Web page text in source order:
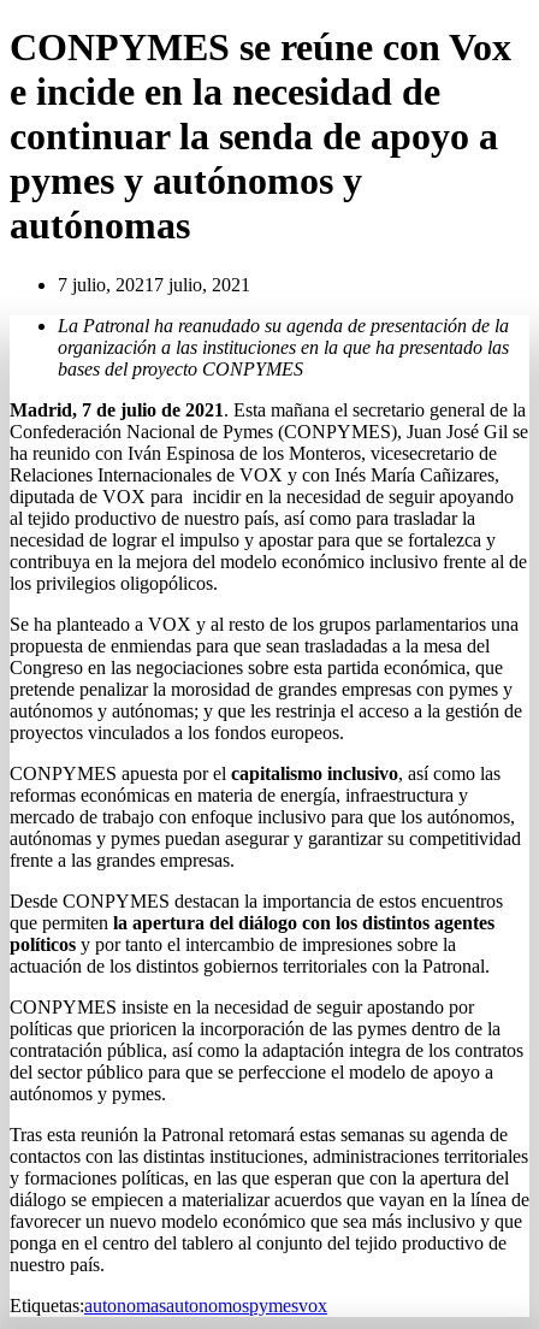
CONPYMES se reúne con Vox
e incide en la necesidad de
continuar la senda de apoyo a
pymes y autónomos y
autónomas
7 julio, 2021 7 julio, 2021
La Patronal ha reanudado su agenda de presentación de la
organización a las instituciones en la que ha presentado las
bases del proyecto CONPYMES
Madrid, 7 de julio de 2021. Esta mañana el secretario general de la
Confederación Nacional de Pymes (CONPYMES), Juan José Gil se
ha reunido con Iván Espinosa de los Monteros, vicesecretario de
Relaciones Internacionales de VOX y con Inés María Cañizares,
diputada de VOX para incidir en la necesidad de seguir apoyando
al tejido productivo de nuestro país, así como para trasladar la
necesidad de lograr el impulso y apostar para que se fortalezca y
contribuya en la mejora del modelo económico inclusivo frente al de
los privilegios oligopólicos.
Se ha planteado a VOX y al resto de los grupos parlamentarios una
propuesta de enmiendas para que sean trasladadas a la mesa del
Congreso en las negociaciones sobre esta partida económica, que
pretende penalizar la morosidad de grandes empresas con pymes y
autónomos y autónomas; y que les restrinja el acceso a la gestión de
proyectos vinculados a los fondos europeos.
CONPYMES apuesta por el capitalismo inclusivo, así como las
reformas económicas en materia de energía, infraestructura y
mercado de trabajo con enfoque inclusivo para que los autónomos,
autónomas y pymes puedan asegurar y garantizar su competitividad
frente a las grandes empresas.
Desde CONPYMES destacan la importancia de estos encuentros
que permiten la apertura del diálogo con los distintos agentes
políticos y por tanto el intercambio de impresiones sobre la
actuación de los distintos gobiernos territoriales con la Patronal.
CONPYMES insiste en la necesidad de seguir apostando por
políticas que prioricen la incorporación de las pymes dentro de la
contratación pública, así como la adaptación integra de los contratos
del sector público para que se perfeccione el modelo de apoyo a
autónomos y pymes.
Tras esta reunión la Patronal retomará estas semanas su agenda de
contactos con las distintas instituciones, administraciones territoriales
y formaciones políticas, en las que esperan que con la apertura del
diálogo se empiecen a materializar acuerdos que vayan en la línea de
favorecer un nuevo modelo económico que sea más inclusivo y que
ponga en el centro del tablero al conjunto del tejido productivo de
nuestro país.
Etiquetas:autonomasautonomospymesvox